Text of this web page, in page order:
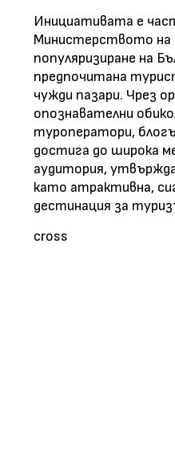
Инициативата е
Министерството на
популяризиране на
предпочитана
чужди пазари. Чрез
опознавателни
туроператори,
достига до широка
аудитория,
като атрактивна,
дестинация за
cross